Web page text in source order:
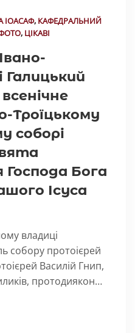
ІОАСАФ, КАФЕДРАЛЬНИЙ
, ЦІКАВІ
Галицький
Троїцькому
соборі
Бога
Ісуса
владиці
собору протоієрей
Василій Гнип,
протодиякон…